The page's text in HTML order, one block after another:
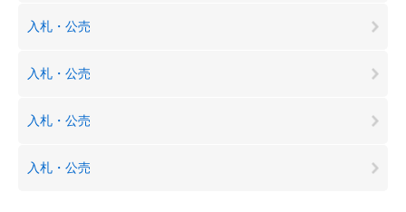
入札・公売
入札・公売
入札・公売
入札・公売